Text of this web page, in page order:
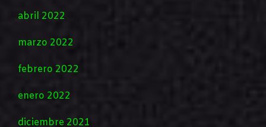
abril 2022
marzo 2022
febrero 2022
enero 2022
diciembre 2021